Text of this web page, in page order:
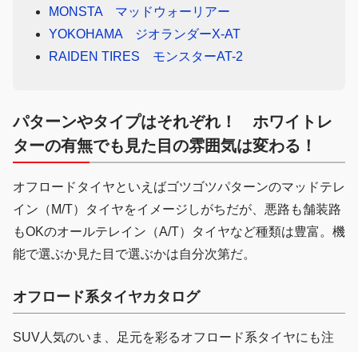
MONSTA マッドウォーリアー
YOKOHAMA ジオランダーX-AT
RAIDEN TIRES モンスターAT-2
パターンやタイプはそれぞれ！ ホワイトレ
ターの有無でも見た目の雰囲気は変わる ！
オフロードタイヤといえばゴツゴツパターンのマッドテレ
イン（M/T）タイヤをイメージしがちだが、悪路も舗装路
もOKのオールテレイン（A/T）タイヤなど種類は豊富。機
能で選ぶか見た目で選ぶかは自分次第だ。
オフロード系タイヤカタログ
SUV人気のいま、足元を彩るオフロード系タイヤにも注